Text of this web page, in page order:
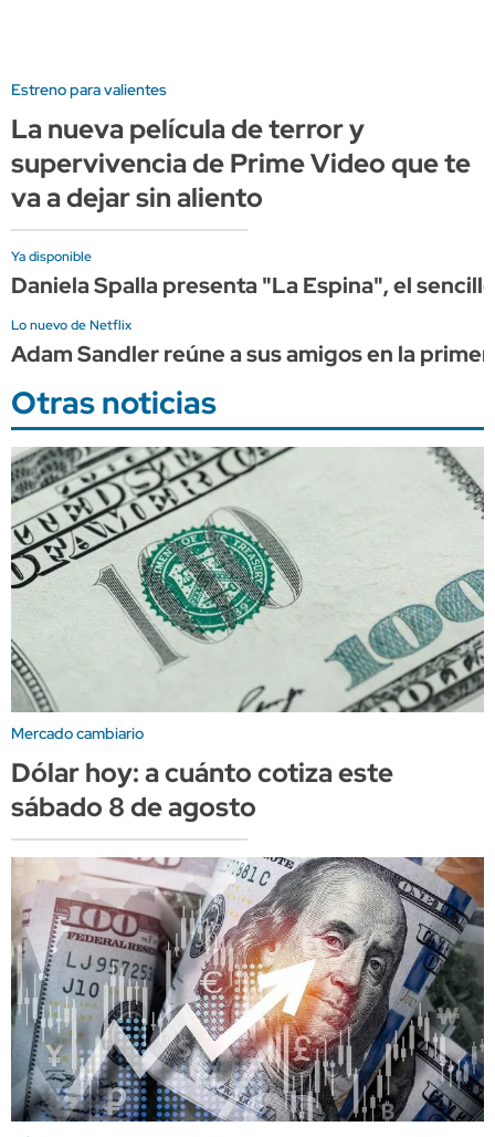
Estreno para valientes
La nueva película de terror y
supervivencia de Prime Video que te
va a dejar sin aliento
Ya disponible
Daniela Spalla presenta "La Espina", el
Lo nuevo de Netflix
Adam Sandler reúne a sus amigos en la
Otras noticias
Mercado cambiario
Dólar hoy: a cuánto cotiza este
sábado 8 de agosto